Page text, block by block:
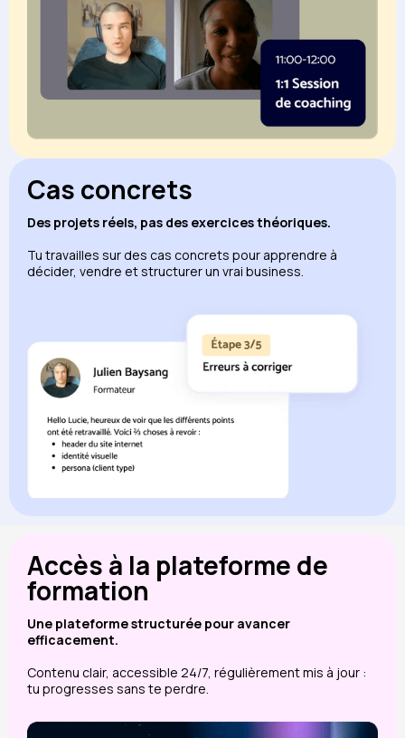
Cas concrets
Des projets réels, pas des exercices théoriques.
Tu travailles sur des cas concrets pour apprendre à
décider, vendre et structurer un vrai business.
Accès à la plateforme de
formation
Une plateforme structurée pour avancer
efficacement.
Contenu clair, accessible 24/7, régulièrement mis à jour :
tu progresses sans te perdre.